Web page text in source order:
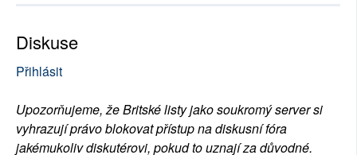
Diskuse
Přihlásit
Upozorňujeme, že Britské listy jako soukromý server si
vyhrazují právo blokovat přístup na diskusní fóra
jakémukoliv diskutérovi, pokud to uznají za důvodné.